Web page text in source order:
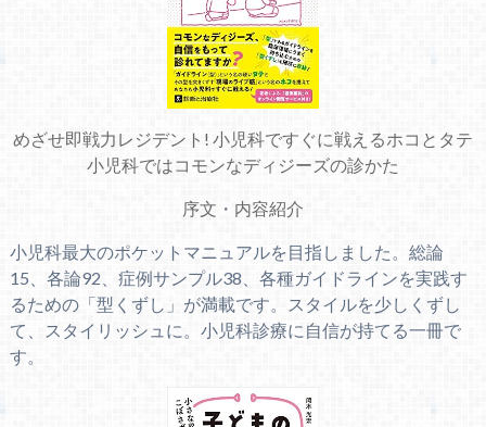
めざせ即戦力レジデント! 小児科ですぐに戦えるホコとタテ
小児科ではコモンなディジーズの診かた
序文 ・ 内容紹介
小児科最大のポケットマニュアルを目指しました。総論
15、各論92、症例サンプル38、各種ガイドラインを実践す
るための「型くずし」が満載です。スタイルを少しくずし
て、スタイリッシュに。小児科診療に自信が持てる一冊で
す。